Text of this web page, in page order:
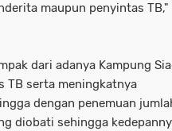
maupun penyintas TB,"
dari adanya Kampung
TB serta meningkatnya
dengan penemuan
diobati sehingga